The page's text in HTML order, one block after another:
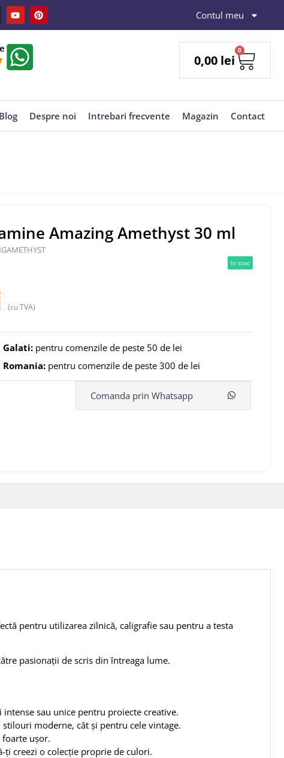
Contul meu
0,00 lei
0
Blog Despre noi Intrebari frecvente Magazin Contact
Amazing Amethyst 30 ml
(cu TVA)
In stoc
pentru comenzile de peste 50 de lei
pentru comenzile de peste 300 de lei
Comanda prin Whatsapp
pentru utilizarea zilnică, caligrafie sau pentru a testa
pasionații de scris din întreaga lume.
sau unice pentru proiecte creative.
moderne, cât și pentru cele vintage.
ușor.
ți creezi o colecție proprie de culori.